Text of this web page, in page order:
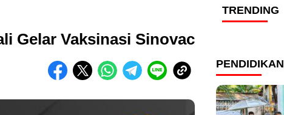
Gelar Vaksinasi Sinovac
TRENDING
PENDIDIKAN